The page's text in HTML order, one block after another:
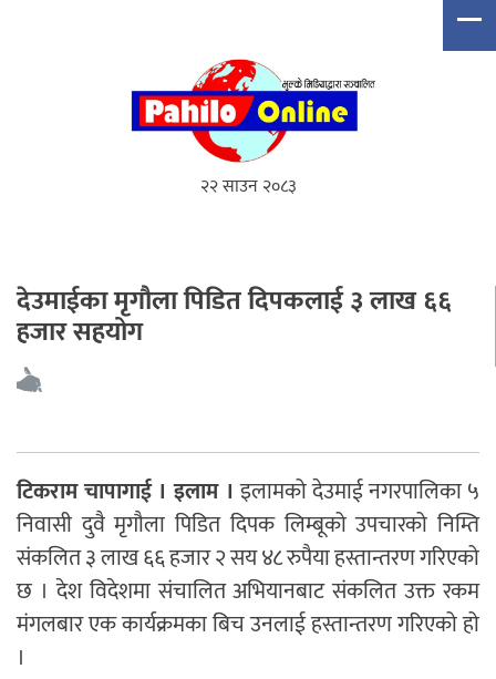
२२ साउन २०८३
देउमाईका मृगौला पिडित दिपकलाई ३ लाख ६६
हजार सहयोग
टिकराम चापागाई । इलाम । इलामको देउमाई नगरपालिका ५
निवासी दुवै मृगौला पिडित दिपक लिम्बूको उपचारको निम्ति
संकलित ३ लाख ६६ हजार २ सय ४८ रुपैया हस्तान्तरण गरिएको
छ । देश विदेशमा संचालित अभियानबाट संकलित उक्त रकम
मंगलबार एक कार्यक्रमका बिच उनलाई हस्तान्तरण गरिएको हो
।